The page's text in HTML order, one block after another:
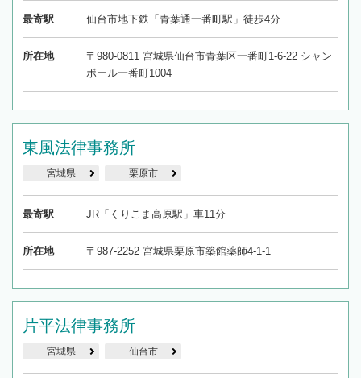
最寄駅 仙台市地下鉄「青葉通一番町駅」徒歩4分
所在地
〒980-0811 宮城県仙台市青葉区一番町1-6-22 シャン
ボール一番町1004
東風法律事務所
宮城県 栗原市
最寄駅 JR「くりこま高原駅」車11分
所在地 〒987-2252 宮城県栗原市築館薬師4-1-1
片平法律事務所
宮城県 仙台市